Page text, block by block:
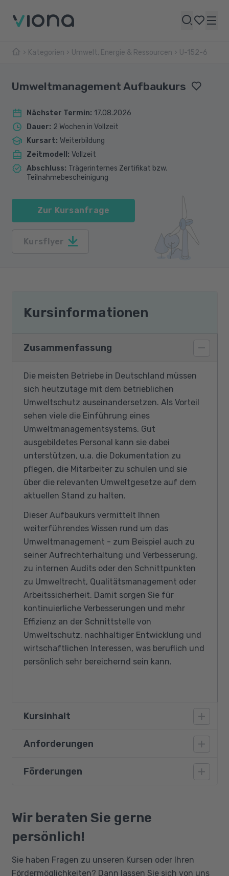
Kategorien Umwelt, Energie & Ressourcen U-152-6
Umweltmanagement Aufbaukurs
Nächster Termin: 17.08.2026
Dauer: 2 Wochen in Vollzeit
Kursart: Weiterbildung
Zeitmodell : Vollzeit
Abschluss: Trägerinternes Zertifikat bzw.
Teilnahmebescheinigung
Zur Kursanfrage
Kursflyer
Kursinformationen
Zusammenfassung
Die meisten Betriebe in Deutschland müssen
sich heutzutage mit dem betrieblichen
Umweltschutz auseinandersetzen. Als Vorteil
sehen viele die Einführung eines
Umweltmanagementsystems. Gut
ausgebildetes Personal kann sie dabei
unterstützen, u.a. die Dokumentation zu
pflegen, die Mitarbeiter zu schulen und sie
über die relevanten Umweltgesetze auf dem
aktuellen Stand zu halten.
Dieser Aufbaukurs vermittelt Ihnen
weiterführendes Wissen rund um das
Umweltmanagement - zum Beispiel auch zu
seiner Aufrechterhaltung und Verbesserung,
zu internen Audits oder den Schnittpunkten
zu Umweltrecht, Qualitätsmanagement oder
Arbeitssicherheit. Damit sorgen Sie für
kontinuierliche Verbesserungen und mehr
Effizienz an der Schnittstelle von
Umweltschutz, nachhaltiger Entwicklung und
wirtschaftlichen Interessen, was beruflich und
persönlich sehr bereichernd sein kann.
Kursinhalt
Ziele und Nutzen von
Aufrechterhaltung und Verbesserung eines
ISO 14001 und EMAS/UAG
Internes Audit
Interne Kommunikation
Anforderungen
Eine Ausbildung oder ein Studium im
Grundkenntnisse im Umweltmanagement
wichtig.
Förderungen
Qualifizierungschancengesetz
Berufliche Rehabilitation
Wir beraten Sie gerne
persönlich!
Sie haben Fragen zu unseren Kursen oder Ihren
Fördermöglichkeiten? Dann lassen Sie sich von uns